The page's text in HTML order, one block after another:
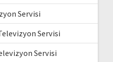
Servisi
Servisi
Servisi